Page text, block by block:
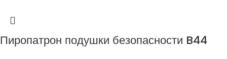
Пиропатрон подушки безопасности B44